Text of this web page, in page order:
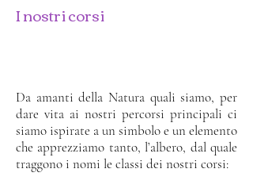
I nostri corsi
Da amanti della Natura quali siamo, per
dare vita ai nostri percorsi principali ci
siamo ispirate a un simbolo e un elemento
che apprezziamo tanto, l’albero, dal quale
traggono i nomi le classi dei nostri corsi: